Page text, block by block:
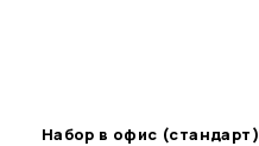
Набор в офис (стандарт)